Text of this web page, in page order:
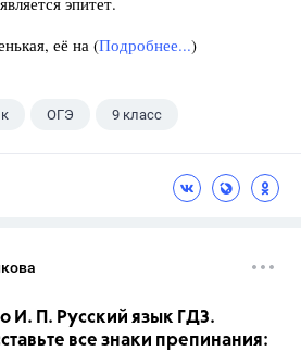
её на (Подробнее...)
ОГЭ 9 класс
И. П. Русский язык ГДЗ.
все знаки препинания: